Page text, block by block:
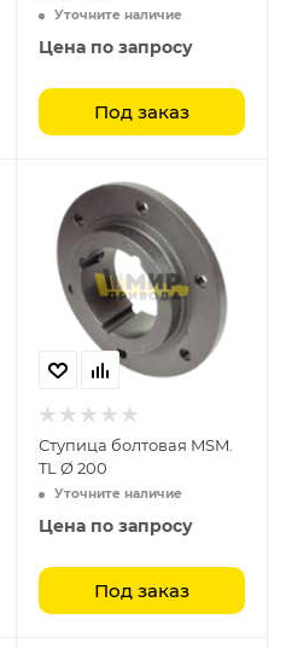
Уточните наличие
Цена по запросу
Под заказ
Ступица болтовая MSM.
TL Ø 200
Уточните наличие
Цена по запросу
Под заказ